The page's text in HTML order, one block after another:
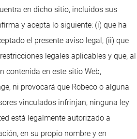
en dicho sitio, incluidos sus
y acepta lo siguiente: (i) que ha
el presente aviso legal, (ii) que
legales aplicables y que, al
contenida en este sitio Web,
ni provocará que Robeco o alguna
vinculados infrinjan, ninguna ley
está legalmente autorizado a
en su propio nombre y en